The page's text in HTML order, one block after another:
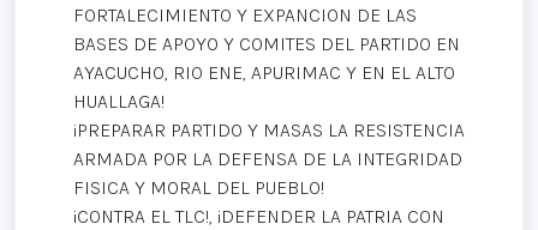
FORTALECIMIENTO Y EXPANCION DE LAS
BASES DE APOYO Y COMITES DEL PARTIDO EN
AYACUCHO, RIO ENE, APURIMAC Y EN EL ALTO
HUALLAGA!
¡PREPARAR PARTIDO Y MASAS LA RESISTENCIA
ARMADA POR LA DEFENSA DE LA INTEGRIDAD
FISICA Y MORAL DEL PUEBLO!
¡CONTRA EL TLC!, ¡DEFENDER LA PATRIA CON